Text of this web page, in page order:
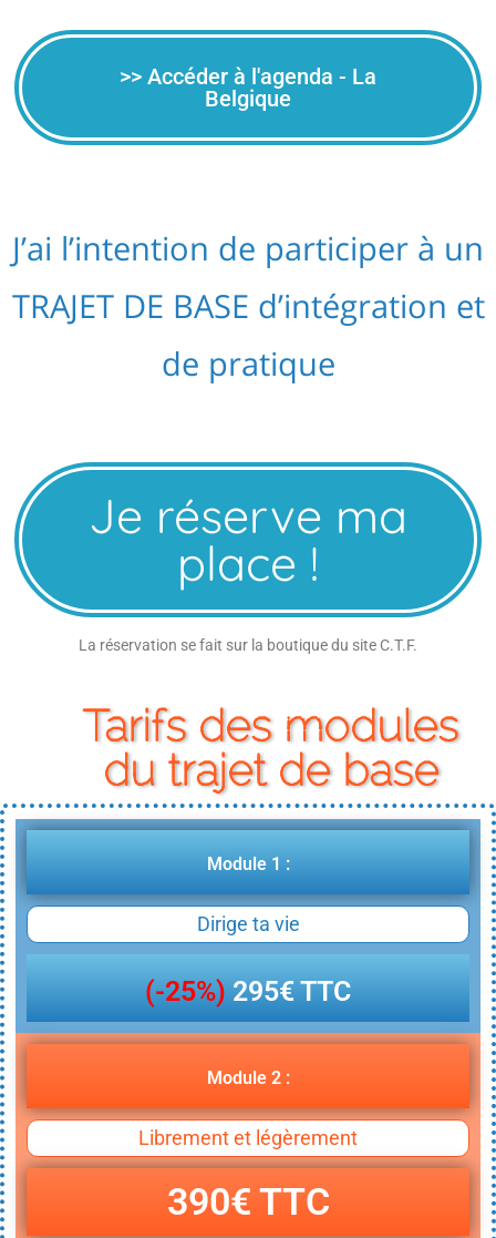
>> Accéder à l'agenda - La
Belgique
J’ai l’intention de participer à un
TRAJET DE BASE d’intégration et
de pratique
Je réserve ma
place !
La réservation se fait sur la boutique du site C.T.F.
Tarifs des modules
du trajet de base
Module 1 :
Dirige ta vie
(-25%) 295€ TTC
Module 2 :
Librement et légèrement
390€ TTC